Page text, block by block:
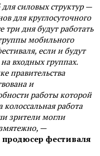
силовых структур —
для круглосуточного
три дня будут работать
мобильного
если и будут
входных группах.
правительства
и
работы которой
работа
зрители могли
—
фестиваля